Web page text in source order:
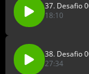
37. Desafio
18:10
38. Desafio
27:34